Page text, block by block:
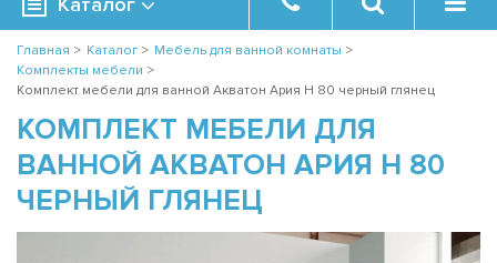
Главная > Каталог > Мебель для ванной комнаты >
Комплекты мебели >
Комплект мебели для ванной Акватон Ария Н 80 черный глянец
КОМПЛЕКТ МЕБЕЛИ ДЛЯ
ВАННОЙ АКВАТОН АРИЯ Н 80
ЧЕРНЫЙ ГЛЯНЕЦ